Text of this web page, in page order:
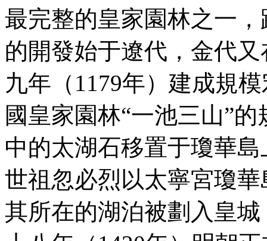
最完整的皇家園林之一
的開發始于遼代，金代
九年（1179年）建成規
國皇家園林“一池三山”
中的太湖石移置于瓊華
世祖忽必烈以太寧宮瓊
其所在的湖泊被劃入皇